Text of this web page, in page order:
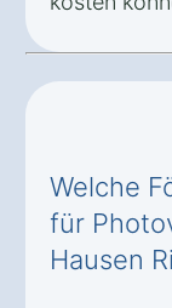
Welche
für
Hausen